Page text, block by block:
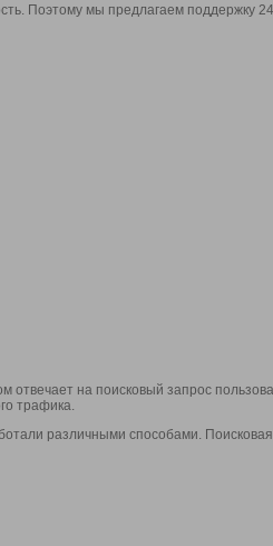
Поэтому мы предлагаем поддержку
на поисковый запрос
трафика.
различными способами.